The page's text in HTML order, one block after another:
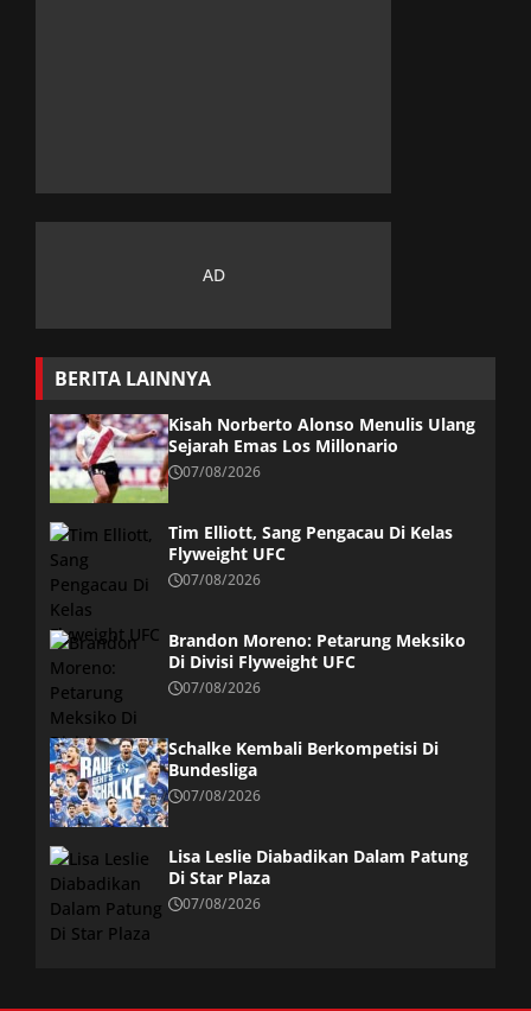
BERITA LAINNYA
Kisah Norberto Alonso Menulis Ulang
Sejarah Emas Los Millonario
07/08/2026
Tim Elliott, Sang Pengacau Di Kelas
Flyweight UFC
07/08/2026
Brandon Moreno: Petarung Meksiko
Di Divisi Flyweight UFC
07/08/2026
Schalke Kembali Berkompetisi Di
Bundesliga
07/08/2026
Lisa Leslie Diabadikan Dalam Patung
Di Star Plaza
07/08/2026